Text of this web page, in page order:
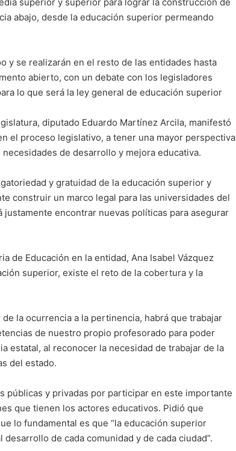
abajo, desde la educación superior permeando
y se realizarán en el resto de las entidades hasta
abierto, con un debate con los legisladores
lo que será la ley general de educación superior
diputado Eduardo Martínez Arcila, manifestó
el proceso legislativo, a tener una mayor perspectiva
de desarrollo y mejora educativa.
y gratuidad de la educación superior y
construir un marco legal para las universidades del
encontrar nuevas políticas para asegurar
de Educación en la entidad, Ana Isabel Vázquez
superior, existe el reto de la cobertura y la
la ocurrencia a la pertinencia, habrá que trabajar
de nuestro propio profesorado para poder
estatal, al reconocer la necesidad de trabajar de la
del estado.
públicas y privadas por participar en este importante
que tienen los actores educativos. Pidió que
lo fundamental es que “la educación superior
de cada comunidad y de cada ciudad”.